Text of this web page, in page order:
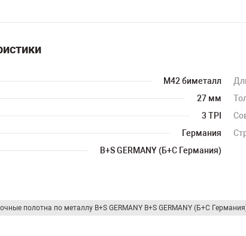
M42 биметалл
27 мм
3 TPI
Германия
B+S GERMANY (Б+С Германия)
полотна по металлу B+S GERMANY B+S GERMANY (Б+С